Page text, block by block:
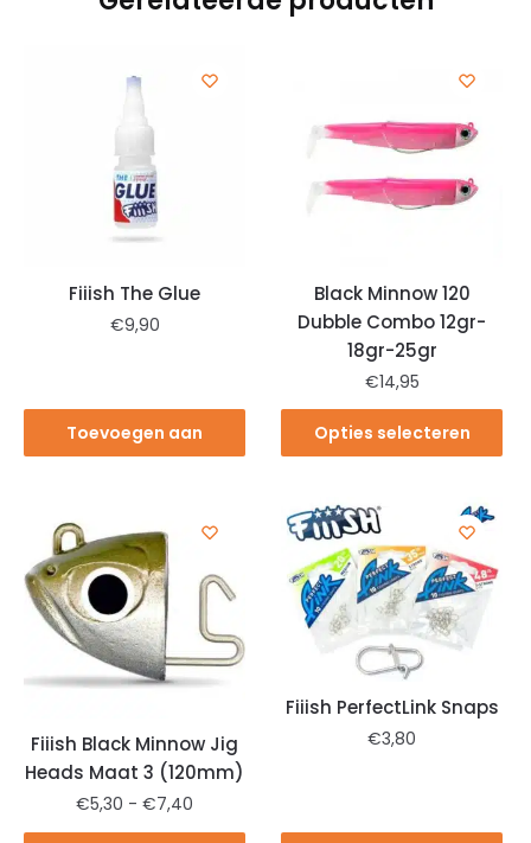
Fiiish The Glue
€9,90
Toevoegen aan
Black Minnow 120
Dubble Combo 12gr-
18gr-25gr
€14,95
Opties selecteren
Fiiish Black Minnow Jig
Heads Maat 3 (120mm)
€5,30 - €7,40
Fiiish PerfectLink Snaps
€3,80